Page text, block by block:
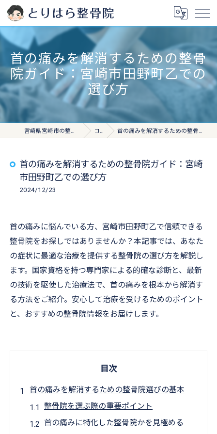
首の痛みを解消するための整骨
院ガイド：宮崎市田野町乙での
選び方
宮崎県宮崎市の整骨院ならとりはら整骨院 コラム 首の痛みを解消するための整骨院ガイド：宮崎市田野町乙での選び方
首の痛みを解消するための整骨院ガイド：宮崎
市田野町乙での選び方
2024/12/23
首の痛みに悩んでいる方、宮崎市田野町乙で信頼できる
整骨院をお探しではありませんか？本記事では、あなた
の症状に最適な治療を提供する整骨院の選び方を解説し
ます。国家資格を持つ専門家による的確な診断と、最新
の技術を駆使した治療法で、首の痛みを根本から解消す
る方法をご紹介。安心して治療を受けるためのポイント
と、おすすめの整骨院情報をお届けします。
目次
首の痛みを解消するための整骨院選びの基本
整骨院を選ぶ際の重要ポイント
首の痛みに特化した整骨院かを見極める